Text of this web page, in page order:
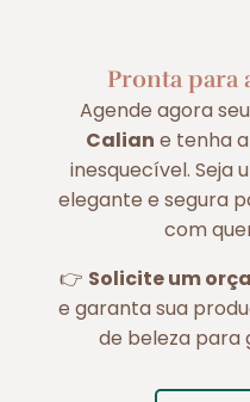
Pronta para
Agende agora
Calian e tenha
inesquecível. Seja
elegante e segura
com
👉 Solicite um
e garanta sua
de beleza para